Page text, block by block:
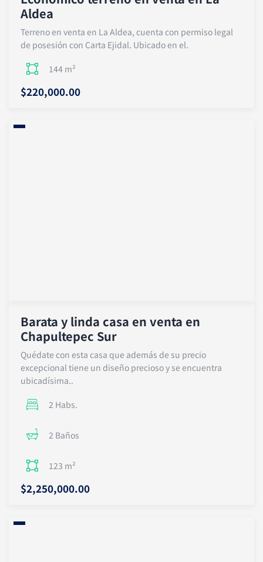
Aldea
Terreno en venta en La Aldea, cuenta con permiso legal
de posesión con Carta Ejidal. Ubicado en el.
144 m²
$220,000.00
Barata y linda casa en venta en
Chapultepec Sur
Quédate con esta casa que además de su precio
excepcional tiene un diseño precioso y se encuentra
ubicadísima..
2 Habs.
2 Baños
123 m²
$2,250,000.00